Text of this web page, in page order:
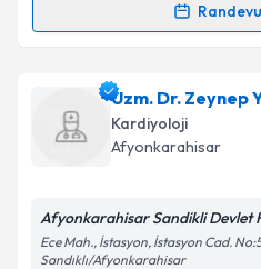
Kişisel verilerimin
kapsamda işlenmesini
Takvim
Randevu Takvimi
Dr. Naciye Özbekiçin
oluşturun. Size bu
takvim hazırlandığında
Uzm. Dr. Zeynep
Kardiyoloji
Afyonkarahisar
Afyonkarahisar Sandikli Devlet
Ece Mah., İstasyon, İstasyon Cad.
Sandıklı/Afyonkarahisar